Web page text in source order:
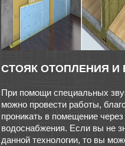
СТОЯК ОТОПЛЕНИЯ
При помощи специальных
можно провести работы,
проникать в помещение
водоснабжения. Если вы не
данной технологии, то вы